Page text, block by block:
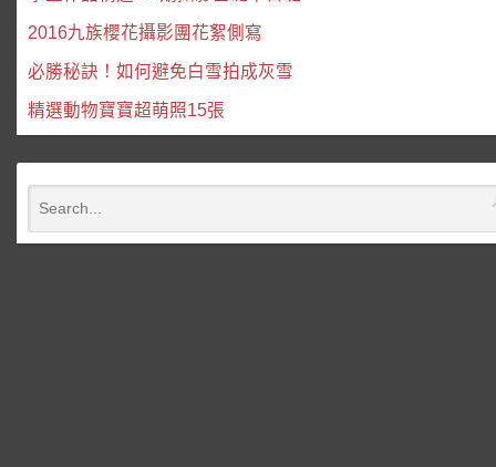
2016九族櫻花攝影團花絮側寫
必勝秘訣！如何避免白雪拍成灰雪
精選動物寶寶超萌照15張